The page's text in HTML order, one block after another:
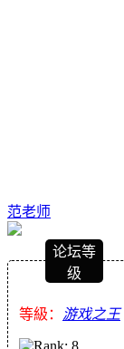
范老师
论坛等
级
等級： 游戏之王